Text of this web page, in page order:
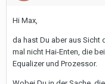
Hi Max,
da hast Du aber aus Sicht
mal nicht Hai-Enten, die
Equalizer und Prozessor.